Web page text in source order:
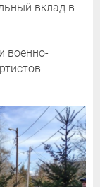
вклад в
военно-